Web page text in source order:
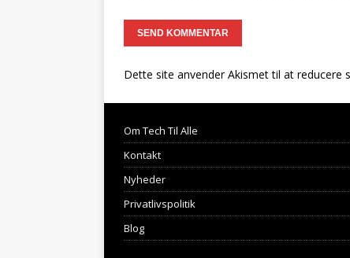
Dette site anvender Akismet til at reducere
Om Tech Til Alle
Kontakt
Nyheder
Privatlivspolitik
Blog